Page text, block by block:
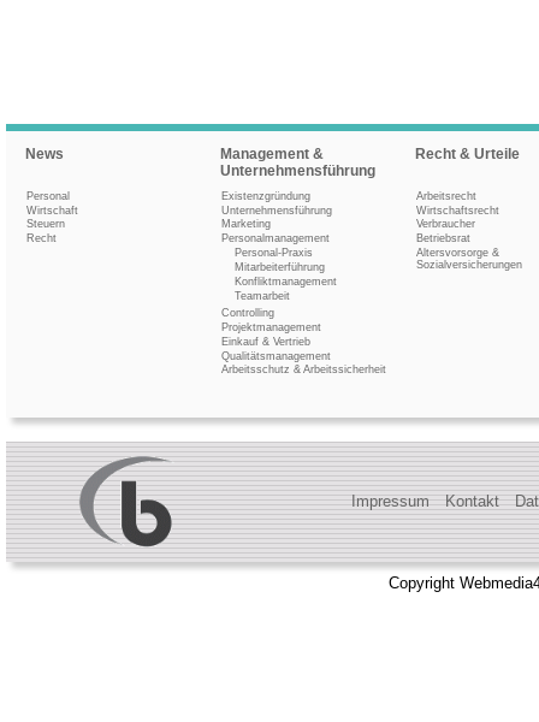
News
Personal
Wirtschaft
Steuern
Recht
Management &
Unternehmensführung
Existenzgründung
Unternehmensführung
Marketing
Personalmanagement
Personal-Praxis
Mitarbeiterführung
Konfliktmanagement
Teamarbeit
Controlling
Projektmanagement
Einkauf & Vertrieb
Qualitätsmanagement
Arbeitsschutz & Arbeitssicherheit
Recht & Urteile
Arbeitsrecht
Wirtschaftsrecht
Verbraucher
Betriebsrat
Altersvorsorge &
Sozialversicherungen
Impressum Kontakt
Copyright